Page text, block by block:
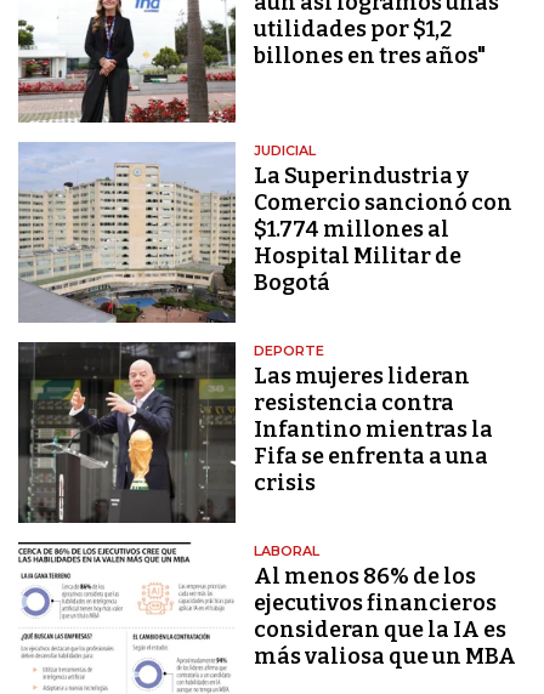
utilidades por $1,2
billones en tres años"
JUDICIAL
La Superindustria y
Comercio sancionó con
$1.774 millones al
Hospital Militar de
Bogotá
DEPORTE
Las mujeres lideran
resistencia contra
Infantino mientras la
Fifa se enfrenta a una
crisis
LABORAL
Al menos 86% de los
ejecutivos financieros
consideran que la IA es
más valiosa que un MBA